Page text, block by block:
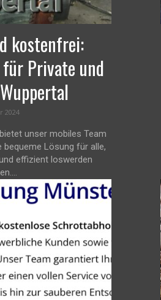
kostenfrei:
Private und
2024
unser mobiles Team
bequeme Lösung für alle,
effizient loswerden